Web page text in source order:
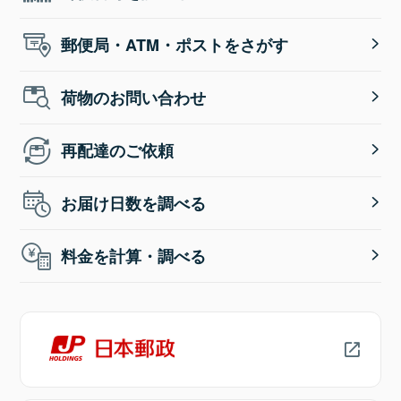
郵便局・ATM・ポストをさがす
荷物のお問い合わせ
再配達のご依頼
お届け日数を調べる
料金を計算・調べる